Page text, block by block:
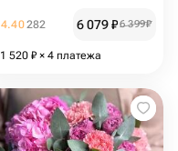
4.40282 6 079₽6 399₽
1 520 ₽ × 4 платежа